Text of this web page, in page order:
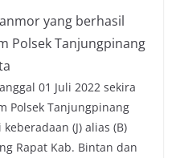
yang berhasil
Polsek Tanjungpinang
01 Juli 2022 sekira
Polsek Tanjungpinang
(J) alias (B)
Rapat Kab. Bintan dan